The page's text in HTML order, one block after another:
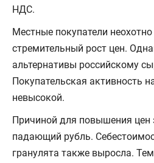
НДС.
Местные покупатели
стремительный рост цен.
альтернативы российскому
Покупательская активность
невысокой.
Причиной для повышения цен
падающий рубль.
гранулята также выросла.